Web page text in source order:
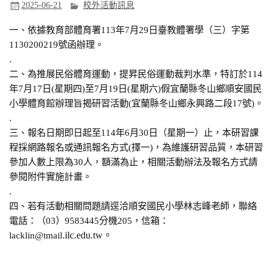
2025-06-21 校外活動訊息
一、依據教育部體育署113年7月29日臺教體署學（三）字第
1130200219號函辦理。
.
二、為推展民俗體育運動，提昇民俗運動裁判水準，特訂於114
年7月17日(星期四)至7月19日(星期六)假宜蘭縣冬山鄉順安國民
小學體育館辦理旨揭研習活動(宜蘭縣冬山鄉永興路二段17號)。
.
三、報名日期即日起至114年6月30日（星期一）止，本研習課
程採網路報名或通訊報名方式(擇一)，為維護研習品質，本研習
參加人數上限為30人，額滿為止，相關活動辦法及報名方式請
參閱附件實施計畫。
.
四、若有活動相關問題請逕洽順安國民小學林志峰老師，聯絡
電話：（03）9583445分機205，信箱：
lacklin@tmail.ilc.edu.tw。